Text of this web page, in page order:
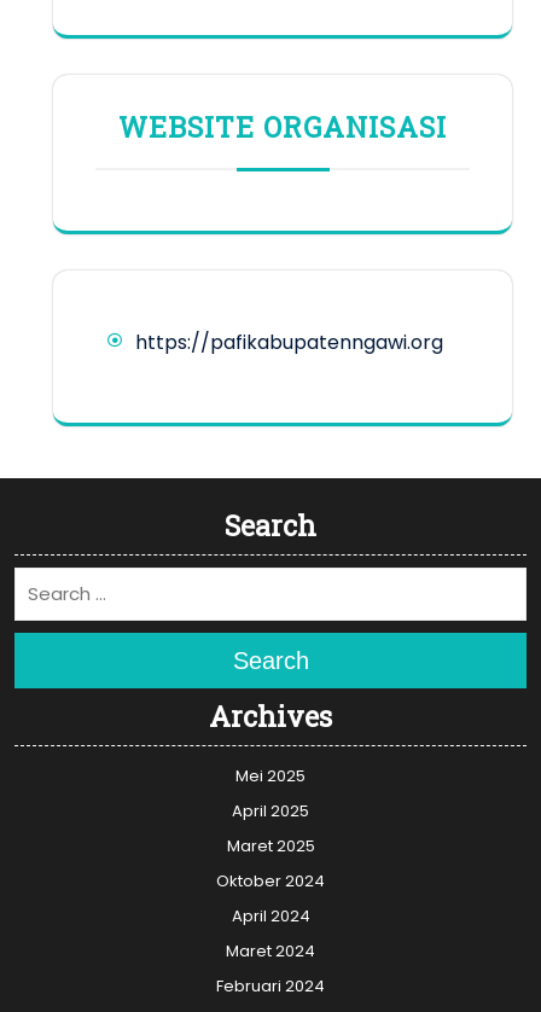
WEBSITE ORGANISASI
https://pafikabupatenngawi.org
Search
Search
Archives
Mei 2025
April 2025
Maret 2025
Oktober 2024
April 2024
Maret 2024
Februari 2024